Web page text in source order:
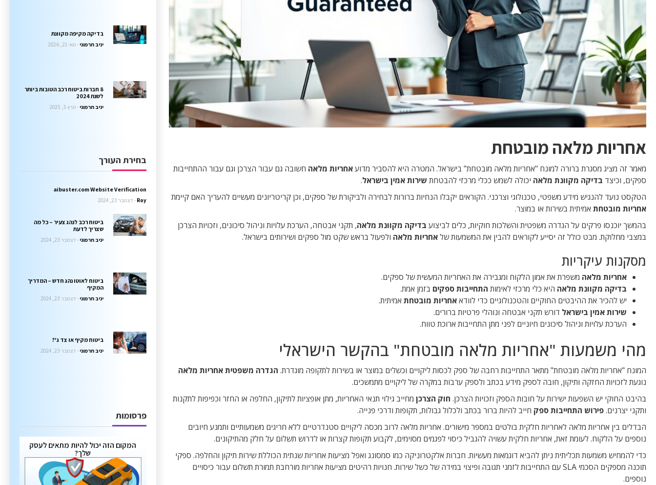
אחריות מלאה מובטחת
מאמר זה מציג מסגרת ברורה למונח "אחריות מלאה מובטחת" בישראל. המטרה היא להסביר מדועאחריות מלאה חשובה גם עבור הצרכן וגם עבור ההתחייבות
ספקים, וכיצד בדיקה מקוונת מלאה יכולה לשמש ככלי מרכזי להבטחת שירות אמין בישראל.
הטקסט נועד להנגיש מידע משפטי, טכנולוגי וצרכני. הקוראים יקבלו הנחיות ברורות לבחירה ולביקורת של ספקים, וכן קריטריונים מעשיים להעריך האם קיימת
אחריות מובטחת אמיתית בשירות או במוצר.
בהמשך יוכנסו פרקים על הגדרה משפטית והשלכות חוקיות, כלים לביצוע בדיקה מקוונת מלאה, תקני אבטחה, הערכת עלויות וניהול סיכונים, וזכויות הצרכן
במצבי מחלוקת. מבט כולל זה יסייע לקוראים להבין את המשמעות שלאחריות מלאה ולפעול בראש שקט מול ספקים ושירותים בישראל.
מסקנות עיקריות
אחריות מלאה משפרת את אמון הלקוח ומגבירה את האחריות המעשית של ספקים.
בדיקה מקוונת מלאה היא כלי מרכזי לאימות התחייבות ספקים בזמן אמת.
יש להכיר את ההיבטים החוקיים והטכנולוגיים כדי לוודאאחריות מובטחת אמיתית.
שירות אמין בישראל דורש תקני אבטחה ונוהלי פרטיות ברורים.
הערכת עלויות וניהול סיכונים חיוניים לפני מתן התחייבות ארוכת טווח.
מהי משמעות "אחריות מלאה מובטחת" בהקשר הישראלי
המונח "אחריות מלאה מובטחת" מתאר התחייבות רחבה של ספק לכסות ליקויים וכשלים במוצר או בשירות לתקופה מוגדרת. הגדרה משפטית אחריות מלאה
נוגעת לזכויות החזקה ותיקון, חובה לספק מידע בכתב ולספק ערבות במקרה של ליקויים מתמשכים.
בהיבט החוקי יש השפעות ישירות על חובות הספק וזכויות הצרכן. חוק הצרכן מחייב גילוי תנאי האחריות, מתן אופציות לתיקון, החלפה או החזר וכפיפות לתקנות
ותקני יצרנים.פירוש התחייבות ספק חייב להיות ברור בכתב ולכלול גבולות, תקופות ודרכי פנייה.
הבדלים בין אחריות מלאה לאחריות חלקית בולטים במספר מישורים. אחריות מלאה לרוב מכסה ליקויים סטנדרטיים ללא חריגים משמעותיים ותמנע חיובים
נוספים על הלקוח. לעומת זאת, אחריות חלקית עשויה להגביל כיסוי לפגמים מסוימים, לקבוע תקופות קצרות או לדרוש תשלום על חלק מהתיקונים.
כדי להמחיש משמעות תכליתית ניתן להביא דוגמאות מעשיות. חברות אלקטרוניקה כמו סמסונג ואפל מציעות אחריות שנתית הכוללת שירות תיקון והחלפה. ספקי
תוכנה מספקים הסכמי SLA עם התחייבות לזמני תגובה ופיצוי במידה של כשל שירות. חנויות רהיטים מציעות אחריות מורחבת תמורת תשלום עבור כיסויים
נוספים.
בדיקה מקיפה מקוונת
יניב חרמוני מאי 21, 2026
8 חברות ביטוח רכב הטובות ביותר
לשנת 2024
יניב חרמוני מרץ 5, 2025
בחירת העורך
aibuster.com Website Verification
Roy דצמבר 23, 2024
ביטוח רכב לנהג צעיר – כל מה
שצריך לדעת
יניב חרמוני דצמבר 23, 2024
ביטוח לאוטו נהג חדש – המדריך
המקיף
יניב חרמוני דצמבר 23, 2024
ביטוח מקיף או צד ג'?
יניב חרמוני דצמבר 23, 2024
פרסומות
המקום הזה יכול להיות מתאים לעסק
שלך?